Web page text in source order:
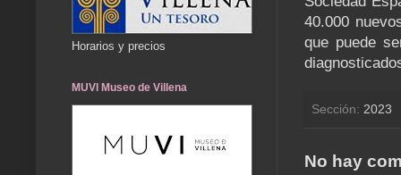
40.000
que puede
Sección: 2023
No hay
Horarios y precios
MUVI Museo de Villena